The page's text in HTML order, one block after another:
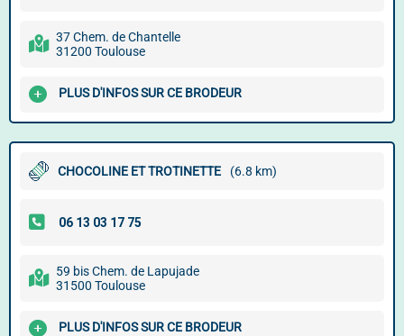
37 Chem. de Chantelle
31200 Toulouse
PLUS D'INFOS SUR CE BRODEUR
CHOCOLINE ET TROTINETTE (6.8 km)
59 bis Chem. de Lapujade
31500 Toulouse
PLUS D'INFOS SUR CE BRODEUR